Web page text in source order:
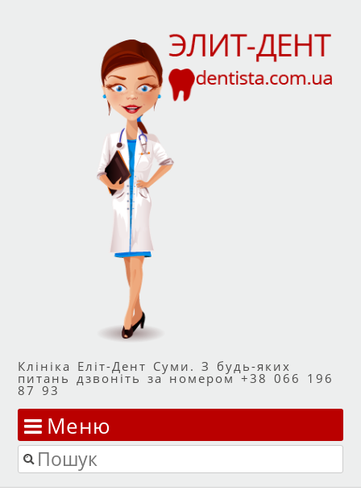
Клініка Еліт-Дент Суми. З будь-яких
питань дзвоніть за номером +38 066 196
87 93
Меню
Перейти до змісту
Пошук